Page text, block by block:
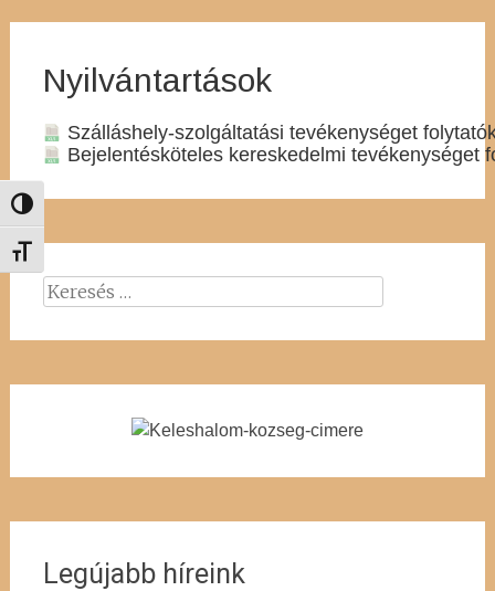
Nagy kontraszt váltása
Betűméret váltása
Nyilvántartások
Szálláshely-szolgáltatási tevékenységet
Bejelentésköteles kereskedelmi tevékenységet
Keresés:
Legújabb híreink